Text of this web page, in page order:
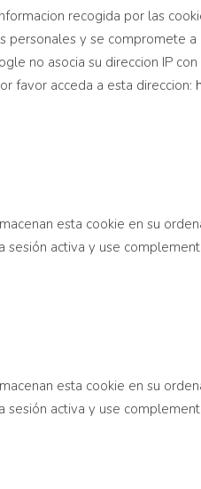
recogida por las
y se compromete
no asocia su direccion IP
favor acceda a esta direccion:
esta cookie en su
activa y use
esta cookie en su
activa y use